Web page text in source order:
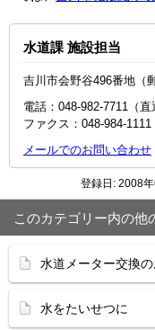
水道課 施設担当
吉川市会野谷496番地（
電話：048-982-7711（直
ファクス：048-984-1111
メールでのお問い合わせ
登録日: 2008
このカテゴリー内の他
水道メーター交換
水をたいせつに